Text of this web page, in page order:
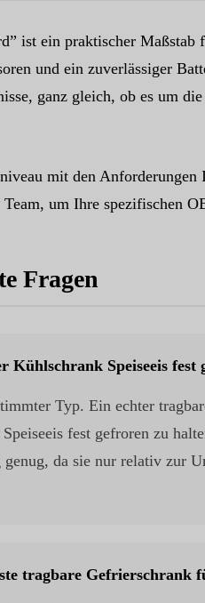
ist ein praktischer
und ein zuverlässiger
ganz gleich, ob es um
mit den
um Ihre spezifischen
Fragen
Kühlschrank Speiseeis fest
Typ. Ein echter
fest gefroren zu
da sie nur relativ zur
tragbare Gefrierschrank